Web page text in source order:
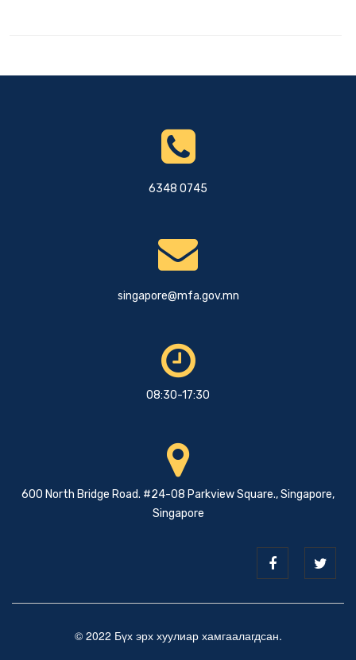
6348 0745
singapore@mfa.gov.mn
08:30-17:30
600 North Bridge Road. #24-08 Parkview Square., Singapore,
Singapore
© 2022 Бүх эрх хуулиар хамгаалагдсан.